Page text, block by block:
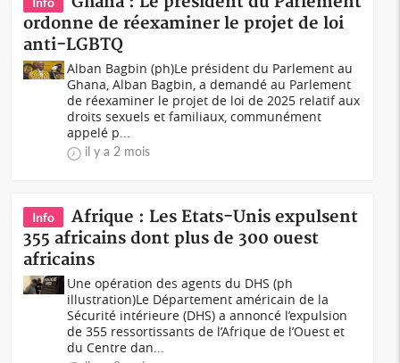
ordonne de réexaminer le projet de loi
anti-LGBTQ
Alban Bagbin (ph)Le président du Parlement au
Ghana, Alban Bagbin, a demandé au Parlement
de réexaminer le projet de loi de 2025 relatif aux
droits sexuels et familiaux, communément
appelé p...
il y a 2 mois
Info
Afrique : Les Etats-Unis expulsent
355 africains dont plus de 300 ouest
africains
Une opération des agents du DHS (ph
illustration)Le Département américain de la
Sécurité intérieure (DHS) a annoncé l’expulsion
de 355 ressortissants de l’Afrique de l’Ouest et
du Centre dan...